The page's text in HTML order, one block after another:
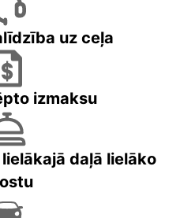
uz ceļa
izmaksu
daļā lielāko